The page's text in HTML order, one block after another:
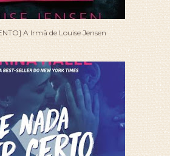
A Irmã de Louise Jensen